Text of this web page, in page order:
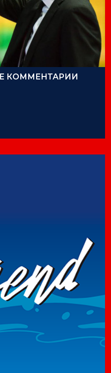
КОММЕНТАРИИ